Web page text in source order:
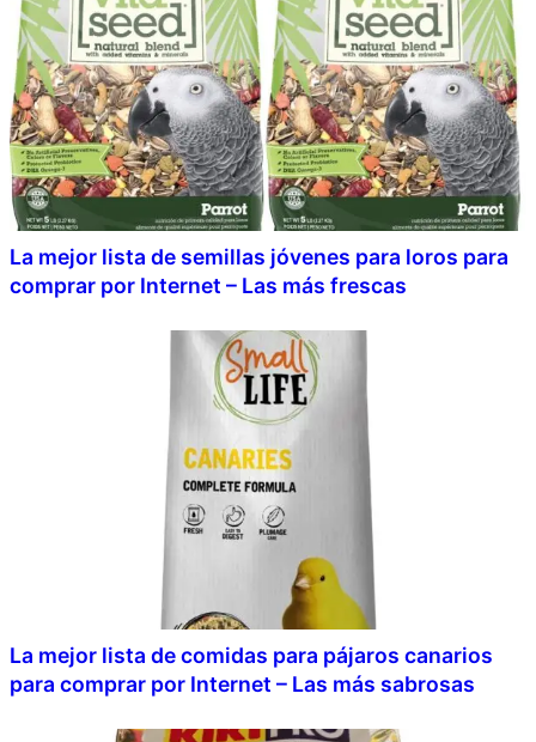
La mejor lista de semillas jóvenes para loros para
comprar por Internet – Las más frescas
La mejor lista de comidas para pájaros canarios
para comprar por Internet – Las más sabrosas